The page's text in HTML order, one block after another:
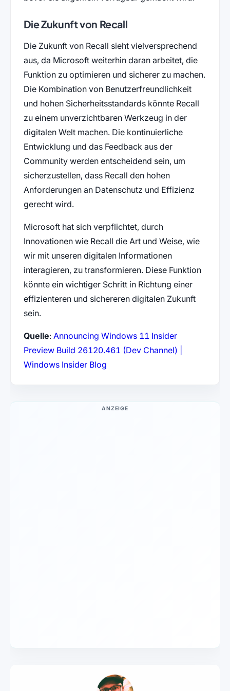
Die Zukunft von Recall
Die Zukunft von Recall sieht vielversprechend
aus, da Microsoft weiterhin daran arbeitet, die
Funktion zu optimieren und sicherer zu machen.
Die Kombination von Benutzerfreundlichkeit
und hohen Sicherheitsstandards könnte Recall
zu einem unverzichtbaren Werkzeug in der
digitalen Welt machen. Die kontinuierliche
Entwicklung und das Feedback aus der
Community werden entscheidend sein, um
sicherzustellen, dass Recall den hohen
Anforderungen an Datenschutz und Effizienz
gerecht wird.
Microsoft hat sich verpflichtet, durch
Innovationen wie Recall die Art und Weise, wie
wir mit unseren digitalen Informationen
interagieren, zu transformieren. Diese Funktion
könnte ein wichtiger Schritt in Richtung einer
effizienteren und sichereren digitalen Zukunft
sein.
Quelle: Announcing Windows 11 Insider
Preview Build 26120.461 (Dev Channel) |
Windows Insider Blog(öffnet in neuem Tab)
ANZEIGE